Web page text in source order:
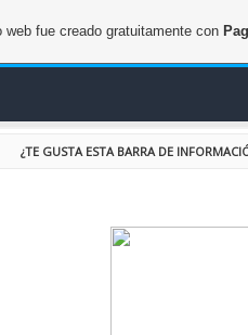
¿TE GUSTA ESTA BARRA DE
web fue creado gratuitamente con